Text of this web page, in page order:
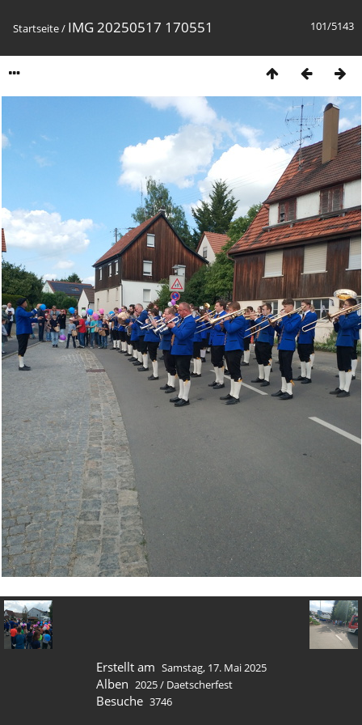
101/5143
Startseite/ IMG 20250517 170551
Erstellt am Samstag, 17. Mai 2025
Alben 2025/ Daetscherfest
Besuche 3746